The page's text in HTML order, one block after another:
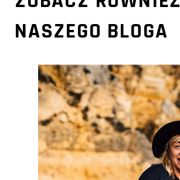
NASZEGO BLOGA